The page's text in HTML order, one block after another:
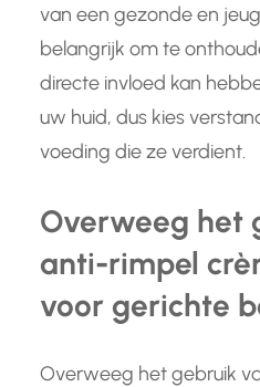
van een gezonde en
belangrijk om te
directe invloed kan
uw huid, dus kies
voeding die ze verdient.
Overweeg het
anti-rimpel
voor gerichte
Overweeg het gebruik